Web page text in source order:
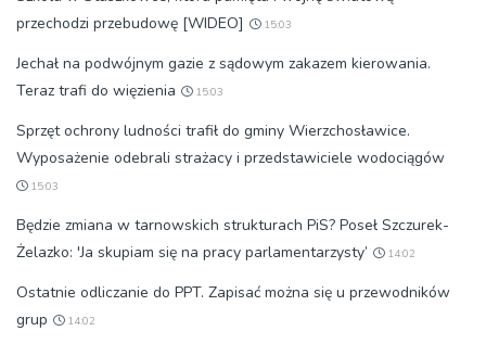
przechodzi przebudowę [WIDEO]
15:03
Jechał na podwójnym gazie z sądowym zakazem kierowania.
Teraz trafi do więzienia
15:03
Sprzęt ochrony ludności trafił do gminy Wierzchosławice.
Wyposażenie odebrali strażacy i przedstawiciele wodociągów
15:03
Będzie zmiana w tarnowskich strukturach PiS? Poseł Szczurek-
Żelazko: 'Ja skupiam się na pracy parlamentarzysty’
14:02
Ostatnie odliczanie do PPT. Zapisać można się u przewodników
grup
14:02